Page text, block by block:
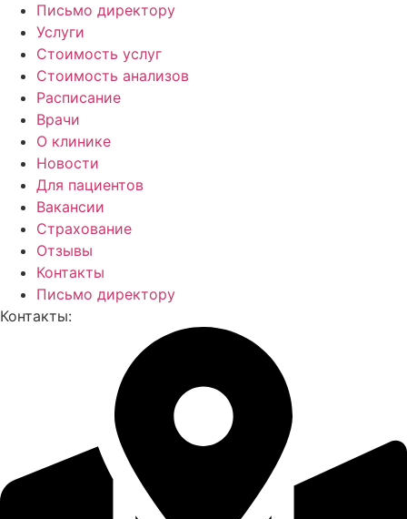
Письмо директору
Услуги
Стоимость услуг
Стоимость анализов
Расписание
Врачи
О клинике
Новости
Для пациентов
Вакансии
Страхование
Отзывы
Контакты
Письмо директору
Контакты: